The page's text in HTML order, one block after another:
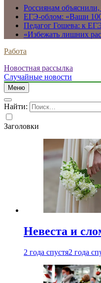
Россиянам объяснили,
ЕГЭ-облом: «Ваши 100
Педагог Гошева: к
«Избежать лишних
Работа
Новостная рассылка
Случайные новости
Меню
Найти:
Заголовки
Невеста и
2 года спустя2 года